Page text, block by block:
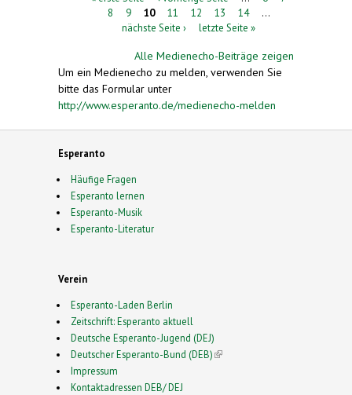
8
9 10 11 12 13 14
…
nächste Seite ›
letzte Seite »
Alle Medienecho-Beiträge zeigen
Um ein Medienecho zu melden, verwenden Sie
bitte das Formular unter
http://www.esperanto.de/medienecho-melden
Esperanto
Häufige Fragen
Esperanto lernen
Esperanto-Musik
Esperanto-Literatur
Verein
Esperanto-Laden Berlin
Zeitschrift: Esperanto aktuell
Deutsche Esperanto-Jugend (DEJ)
Deutscher Esperanto-Bund (DEB)(link is external)
Impressum
Kontaktadressen DEB/ DEJ